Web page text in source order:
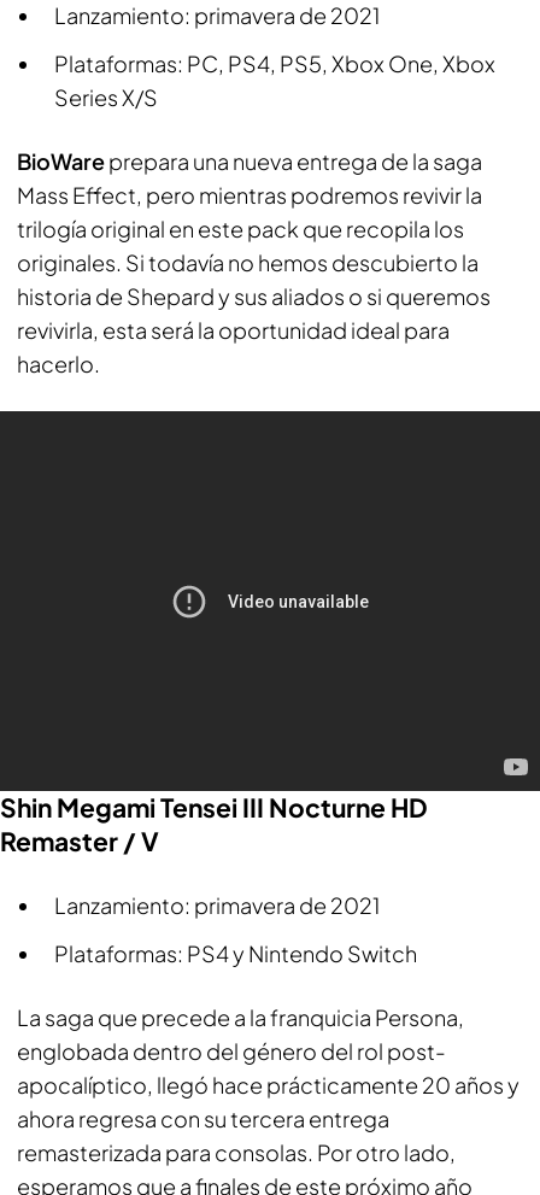
Lanzamiento: primavera de 2021
Plataformas: PC, PS4, PS5, Xbox One, Xbox
Series X/S
BioWareprepara una nueva entrega de la saga
Mass Effect, pero mientras podremos revivir la
trilogía original en este pack que recopila los
originales. Si todavía no hemos descubierto la
historia de Shepard y sus aliados o si queremos
revivirla, esta será la oportunidad ideal para
hacerlo.
Shin Megami Tensei III Nocturne HD
Remaster / V
Lanzamiento: primavera de 2021
Plataformas: PS4 y Nintendo Switch
La saga que precede a la franquicia Persona,
englobada dentro del género del rol post-
apocalíptico, llegó hace prácticamente 20 años y
ahora regresa con su tercera entrega
remasterizada para consolas. Por otro lado,
esperamos que a finales de este próximo año